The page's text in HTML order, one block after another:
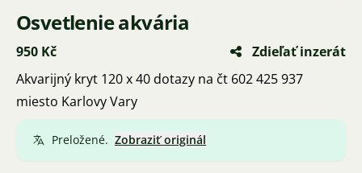
Osvetlenie akvária
950 Kč
Zdieľať inzerát
Akvarijný kryt 120 x 40 dotazy na čt 602 425 937
miesto Karlovy Vary
Preložené. Zobraziť originál